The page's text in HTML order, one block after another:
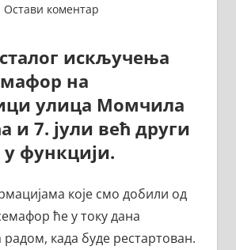
Остави коментар
искључења
на
улица Момчила
и 7. јули већ други
у функцији.
које смо добили од
ће у току дана
радом, када буде рестартован.